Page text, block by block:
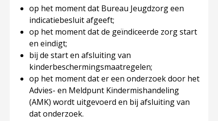
op het moment dat Bureau Jeugdzorg een
indicatiebesluit afgeeft;
op het moment dat de geïndiceerde zorg start
en eindigt;
bij de start en afsluiting van
kinderbeschermingsmaatregelen;
op het moment dat er een onderzoek door het
Advies- en Meldpunt Kindermishandeling
(AMK) wordt uitgevoerd en bij afsluiting van
dat onderzoek.